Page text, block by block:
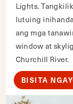
Lights.
lutuing
ang mga
window at
Churchill River.
BISITA